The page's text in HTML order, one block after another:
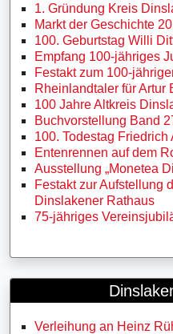
1. Gründung Kreis
Markt der Geschichte
100. Geburtstag Willi
Empfang 100-jähriges
Festakt zum 100-
Rheinlandtaler für Artur
100 Jahre Altkreis
Buchvorstellung Band
100. Todestag Friedrich
Entenrennen auf dem
Ausstellung „Monetea
Festakt zur Aufstellung
Dinslakener Rathaus
75-jähriges
Verleihung an Heinz